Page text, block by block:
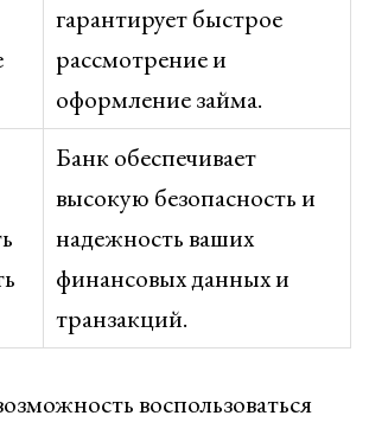
гарантирует быстрое
рассмотрение и
оформление займа.
Банк обеспечивает
высокую безопасность и
надежность ваших
финансовых данных и
транзакций.
воспользоваться